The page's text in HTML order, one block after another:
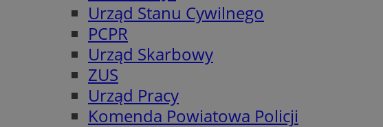
Urząd Stanu Cywilnego
PCPR
Urząd Skarbowy
ZUS
Urząd Pracy
Komenda Powiatowa Policji